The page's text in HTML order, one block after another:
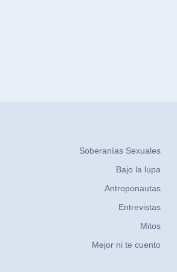
Soberanías Sexuales
Bajo la lupa
Antroponautas
Entrevistas
Mitos
Mejor ni te cuento